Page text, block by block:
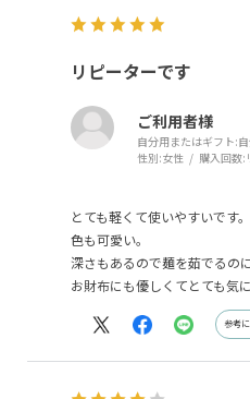
リピーターです
ご利用者様
自分用またはギフト:
性別:女性 購入回数:
とても軽くて使いやすいです。
色も可愛い。
深さもあるので麺を茹でるの
お財布にも優しくてとても気に
参考